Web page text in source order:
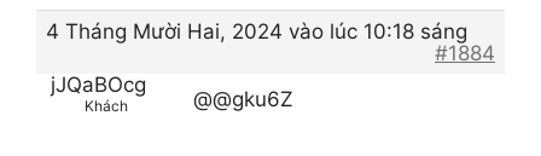
4 Tháng Mười Hai, 2024 vào lúc 10:18 sáng
#1884
jJQaBOcg
Khách @@gku6Z